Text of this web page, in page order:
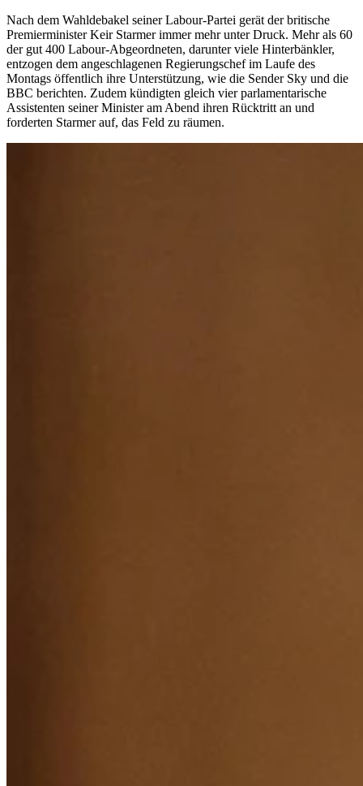
Nach dem Wahldebakel seiner Labour-Partei gerät der britische
Premierminister Keir Starmer immer mehr unter Druck. Mehr als 60
der gut 400 Labour-Abgeordneten, darunter viele Hinterbänkler,
entzogen dem angeschlagenen Regierungschef im Laufe des
Montags öffentlich ihre Unterstützung, wie die Sender Sky und die
BBC berichten. Zudem kündigten gleich vier parlamentarische
Assistenten seiner Minister am Abend ihren Rücktritt an und
forderten Starmer auf, das Feld zu räumen.